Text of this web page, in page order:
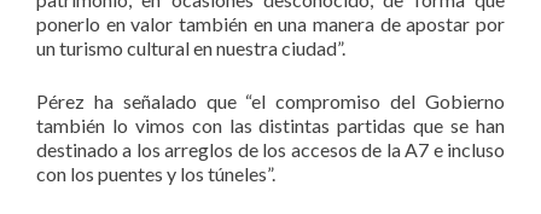
ponerlo en valor también en una manera de apostar por
un turismo cultural en nuestra ciudad”.
Pérez ha señalado que “el compromiso del Gobierno
también lo vimos con las distintas partidas que se han
destinado a los arreglos de los accesos de la A7 e incluso
con los puentes y los túneles”.